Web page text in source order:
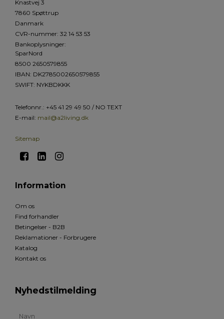
Knastvej 3
7860 Spøttrup
Danmark
CVR-nummer: 32 14 53 53
Bankoplysninger:
SparNord
8500 2650579855
IBAN: DK2785002650579855
SWIFT: NYKBDKKK
Telefonnr.: +45 41 29 49 50 / NO TEXT
E-mail: mail@a2living.dk
Sitemap
Information
Om os
Find forhandler
Betingelser - B2B
Reklamationer - Forbrugere
Katalog
Kontakt os
Nyhedstilmelding